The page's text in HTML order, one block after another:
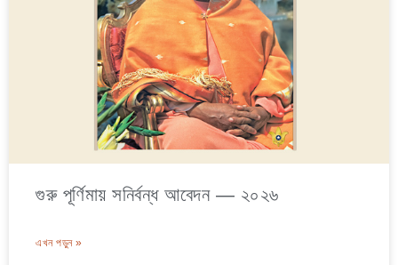
গুরু পূর্ণিমায় সনির্বন্ধ আবেদন — ২০২৬
এখন পড়ুন »